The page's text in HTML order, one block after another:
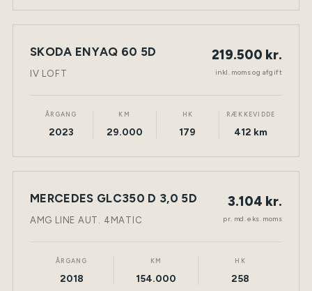
NY BIL ELEKTRISK TØNDER
SKODA ENYAQ 60 5D
IV LOFT
219.500 kr.
inkl. moms og afgift
ÅRGANG
2023
KM
29.000
HK
179
RÆKKEVIDDE
412 km
LEASING NY BIL DIESEL TØNDER
MERCEDES GLC350 D 3,0 5D
AMG LINE AUT. 4MATIC
3.104 kr.
pr. md. eks. moms
ÅRGANG
2018
KM
154.000
HK
258